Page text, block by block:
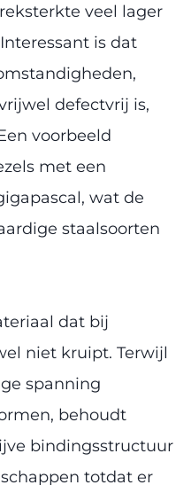
veel lager
is dat
defectvrij is,
voorbeeld
met een
wat de
staalsoorten
dat bij
niet kruipt. Terwijl
spanning
behoudt
bindingsstructuur
totdat er